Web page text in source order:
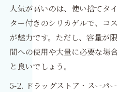
人気が高いのは、使い捨てタ
ター付きのシリカゲルで、コ
が魅力です。ただし、容量が
間への使用や大量に必要な場
と良いでしょう。
5-2. ドラッグストア・スーパ